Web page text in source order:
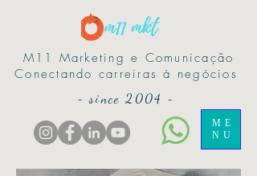
M11 Marketing e Comunicação
Conectando carreiras à negócios
ME
NU
-since 2004 -